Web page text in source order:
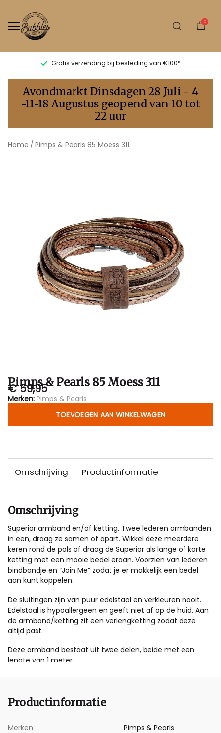
0
Gratis verzending bij besteding van €100*
Pimps
Pearls
85
Bubbles
Sluis
Avondmarkt Dinsdagen 28 Juli - 4
-11-18 Augustus geopend van 10 tot
22 uur
Home Pimps & Pearls 85 Moess 311
Pimps & Pearls 85 Moess 311
€ 59,95
Merken: Pimps & Pearls
TOEVOEGEN AAN WINKELWAGEN
Omschrijving Productinformatie
Omschrijving
Superior armband en/of ketting. Twee lederen armbanden
in een, draag ze samen of apart. Wikkel deze meerdere
keren rond de pols of draag de Superior als lange of korte
ketting met een mooie bedel eraan. Voorzien van lederen
bindbandje en “Join Me” zodat je er makkelijk een bedel
aan kunt koppelen.
De sluitingen zijn van puur edelstaal en verkleuren nooit.
Edelstaal is hypoallergeen en geeft niet af op de huid. Aan
de armband/ketting zit een verlengketting zodat deze
altijd past.
Deze armband bestaat uit twee delen, beide met een
lengte van 1 meter.
Productinformatie
Merken Pimps & Pearls